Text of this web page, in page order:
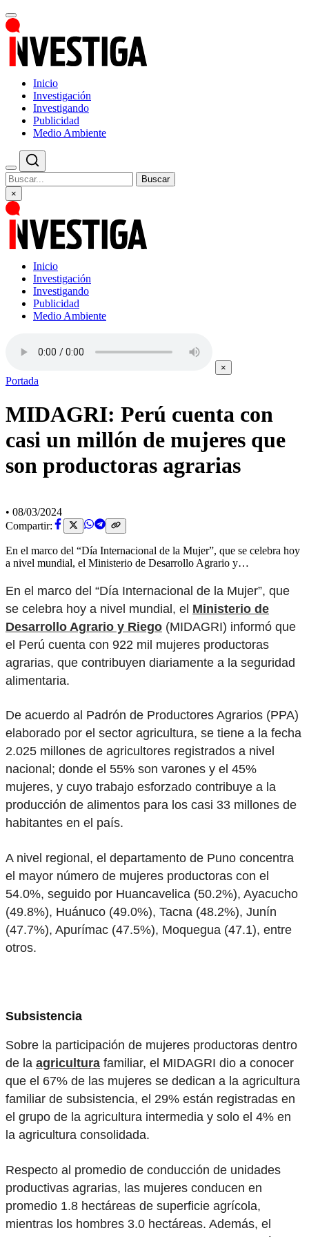
Inicio
Investigación
Investigando
Publicidad
Medio Ambiente
Buscar
×
Inicio
Investigación
Investigando
Publicidad
Medio Ambiente
×
Portada
MIDAGRI: Perú cuenta con
casi un millón de mujeres que
son productoras agrarias
• 08/03/2024
Compartir:
En el marco del “Día Internacional de la Mujer”, que se celebra hoy
a nivel mundial, el Ministerio de Desarrollo Agrario y…
En el marco del “Día Internacional de la Mujer”, que
se celebra hoy a nivel mundial, el Ministerio de
Desarrollo Agrario y Riego (MIDAGRI) informó que
el Perú cuenta con 922 mil mujeres productoras
agrarias, que contribuyen diariamente a la seguridad
alimentaria.
De acuerdo al Padrón de Productores Agrarios (PPA)
elaborado por el sector agricultura, se tiene a la fecha
2.025 millones de agricultores registrados a nivel
nacional; donde el 55% son varones y el 45%
mujeres, y cuyo trabajo esforzado contribuye a la
producción de alimentos para los casi 33 millones de
habitantes en el país.
A nivel regional, el departamento de Puno concentra
el mayor número de mujeres productoras con el
54.0%, seguido por Huancavelica (50.2%), Ayacucho
(49.8%), Huánuco (49.0%), Tacna (48.2%), Junín
(47.7%), Apurímac (47.5%), Moquegua (47.1), entre
otros.
Subsistencia
Sobre la participación de mujeres productoras dentro
de la agricultura familiar, el MIDAGRI dio a conocer
que el 67% de las mujeres se dedican a la agricultura
familiar de subsistencia, el 29% están registradas en
el grupo de la agricultura intermedia y solo el 4% en
la agricultura consolidada.
Respecto al promedio de conducción de unidades
productivas agrarias, las mujeres conducen en
promedio 1.8 hectáreas de superficie agrícola,
mientras los hombres 3.0 hectáreas. Además, el